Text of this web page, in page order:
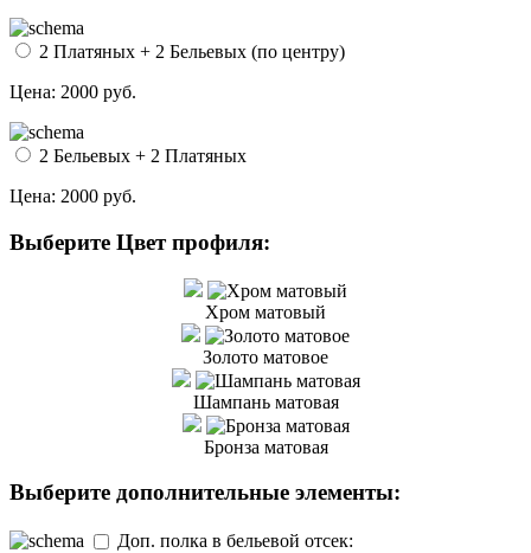
2 Платяных + 2 Бельевых (по центру)
Цена: 2000 руб.
2 Бельевых + 2 Платяных
Цена: 2000 руб.
Выберите Цвет профиля:
Хром матовый
Золото матовое
Шампань матовая
Бронза матовая
Выберите дополнительные элементы:
Доп. полка в бельевой отсек: